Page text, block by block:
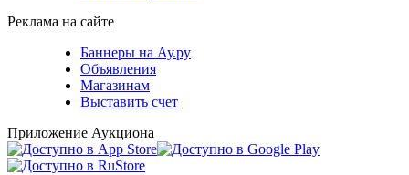
Реклама на сайте
Баннеры на Ау.ру
Объявления
Магазинам
Выставить счет
Приложение Аукциона